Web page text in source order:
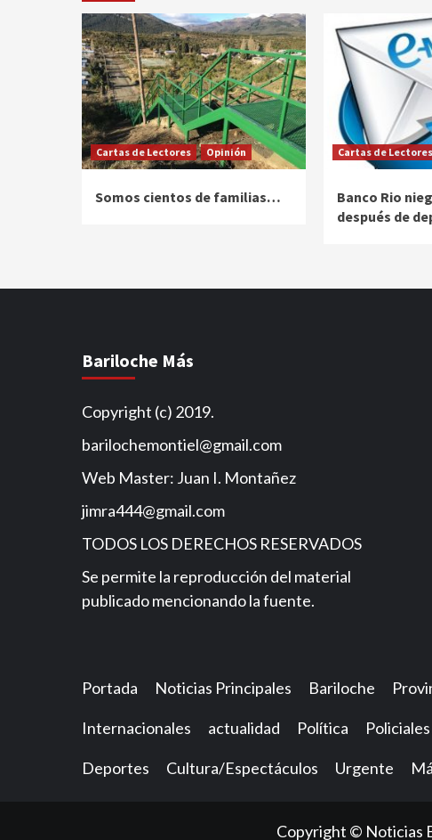
Cartas de Lectores Opinión
Somos cientos de familias…
Cartas de Lectores
Banco Rio
después de
Bariloche Más
Copyright (c) 2019.
barilochemontiel@gmail.com
Web Master: Juan I. Montañez
jimra444@gmail.com
TODOS LOS DERECHOS RESERVADOS
Se permite la reproducción del material
publicado mencionando la fuente.
Portada Noticias Principales Bariloche
Internacionales actualidad Política
Deportes Cultura/Espectáculos Urgente
Copyright © Noticias